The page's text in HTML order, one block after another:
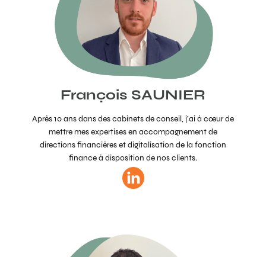
François SAUNIER
Après 10 ans dans des cabinets de conseil, j’ai à cœur de
mettre mes expertises en accompagnement de
directions financières et digitalisation de la fonction
finance à disposition de nos clients.